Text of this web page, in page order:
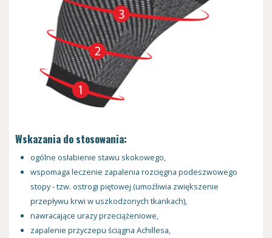
Wskazania do stosowania:
ogólne osłabienie stawu skokowego,
wspomaga leczenie zapalenia rozcięgna podeszwowego
stopy - tzw. ostrogi piętowej (umożliwia zwiększenie
przepływu krwi w uszkodzonych tkankach),
nawracające urazy przeciążeniowe,
zapalenie przyczepu ściągna Achillesa,